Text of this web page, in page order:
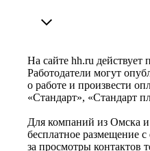
На сайте hh.ru действует
Работодатели могут
о работе и произвести
«Стандарт», «Стандарт
Для компаний из Омска
бесплатное размещение с
за просмотры контактов